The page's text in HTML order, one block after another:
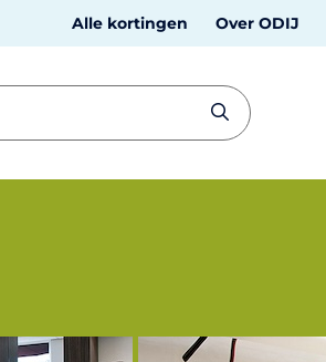
Alle kortingen Over ODIJ